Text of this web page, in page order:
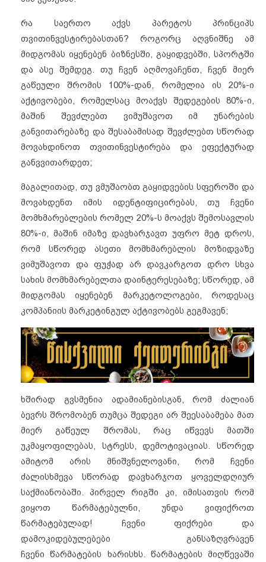
რა საერთო აქვს პარეტოს პრინციპს
თვითინვესტირებასთან? როგორც აღვნიშნე ამ
მიდგომას იყენებენ ბიზნესში, გაყიდვებში, სპორტში
და ასე შემდეგ. თუ ჩვენ აღმოვაჩენთ, ჩვენ მიერ
გაწეული შრომის 100%-დან, რომელია ის 20%-ი
აქტივობები, რომელსაც მოაქვს შედეგების 80%-ი,
მაშინ შევძლებთ ვიმუშავოთ იმ უნარების
განვითარებაზე და შესაბამისად შევძლებთ სწორად
მოვახდინოთ თვითინვესტირება და ეფექტურად
განვვითარდეთ;
მაგალითად, თუ ვმუშაობთ გაყიდვების სფეროში და
მოვახდენთ იმის იდენტიფიცირებას, თუ ჩვენი
მომხმარებლების რომელ 20%-ს მოაქვს შემოსავლის
80%-ი, მაშინ იმაზე დავხარჯავთ უფრო მეტ დროს,
რომ სწორედ ასეთი მომხმარებლის მოზიდვაზე
ვიმუშავოთ და ფუჭად არ დავკარგოთ დრო სხვა
სახის მომხმარებელთა დაინტერესებაზე; სწორედ, ამ
მიდგომას იყენებენ მარკეტოლოგები, როდესაც
კომპანიის მარკეტინგულ აქტივობებს გეგმავენ;
ხშირად გვსმენია ადამიანებისგან, რომ ძალიან
ბევრს შრომობენ თუმცა შედეგი არ შეესაბამება მათ
მიერ გაწეულ შრომას, რაც იწვევს მათში
უკმაყოფილებას, სტრესს, დემოტივაციას. სწორედ
ამიტომ არის მნიშვნელოვანი, რომ ჩვენი
ძალისხმევა სწორად დავხარჯოთ ყოველდღიურ
საქმიანობაში. პირველ რიგში კი, იმისათვის რომ
ვიყოთ წარმატებულნი, უნდა ვიფიქროთ
წარმატებულად! ჩვენი ფიქრები და
დამოკიდებულებები განსაზღვრავენ
ჩვენი წარმატების ხარისხს. წარმატების მიღწევაში